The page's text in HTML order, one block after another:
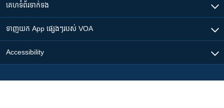
គេហទំព័រ​​ទាក់ទង
ទាញយក​ App ផ្សេងៗ​របស់​ VOA
Accessibility